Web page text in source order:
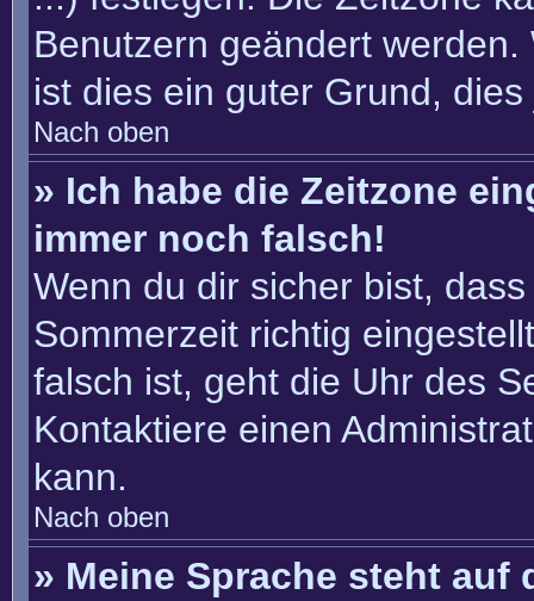
Benutzern geändert
ist dies ein guter Grund,
Nach oben
» Ich habe die Zeitzone
immer noch falsch!
Wenn du dir sicher bist,
Sommerzeit richtig
falsch ist, geht die Uhr des
Kontaktiere einen
kann.
Nach oben
» Meine Sprache steht